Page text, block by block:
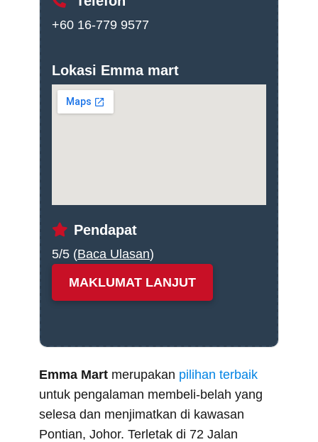
+60 16-779 9577
Lokasi Emma mart
Pendapat
5/5 (Baca Ulasan)
MAKLUMAT LANJUT
Emma Mart merupakan pilihan terbaik
untuk pengalaman membeli-belah yang
selesa dan menjimatkan di kawasan
Pontian, Johor. Terletak di 72 Jalan